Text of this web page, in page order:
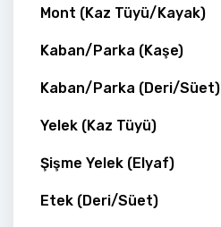
Mont (Kaz Tüyü/Kayak)
Kaban/Parka (Kaşe)
Kaban/Parka (Deri/Süet)
Yelek (Kaz Tüyü)
Şişme Yelek (Elyaf)
Etek (Deri/Süet)